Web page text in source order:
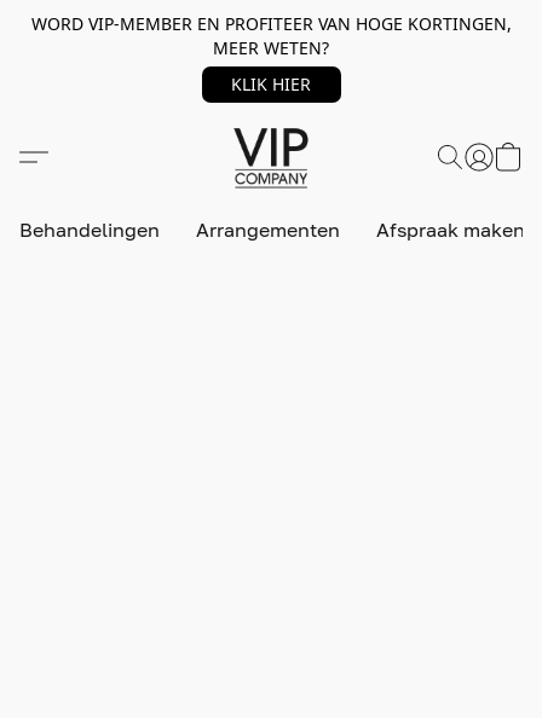
WORD VIP-MEMBER EN PROFITEER VAN HOGE KORTINGEN,
MEER WETEN?
KLIK HIER
Behandelingen Arrangementen Afspraak maken